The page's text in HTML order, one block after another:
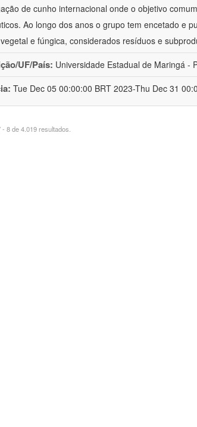
de cunho internacional onde o objetivo
Ao longo dos anos o grupo tem encetado e
e fúngica, considerados resíduos e
UF/País: Universidade Estadual de Maringá -
Tue Dec 05 00:00:00 BRT 2023-Thu Dec 31
- 8 de 4.019 resultados.